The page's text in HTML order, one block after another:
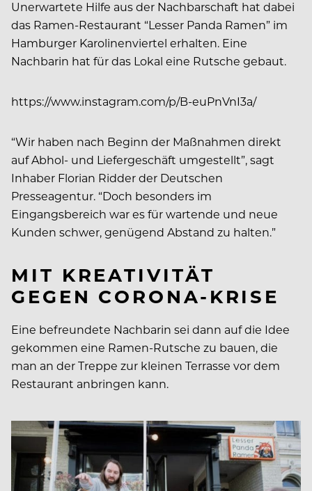
Unerwartete Hilfe aus der Nachbarschaft hat dabei
das Ramen-Restaurant “Lesser Panda Ramen” im
Hamburger Karolinenviertel erhalten. Eine
Nachbarin hat für das Lokal eine Rutsche gebaut.
https://www.instagram.com/p/B-euPnVnI3a/
“Wir haben nach Beginn der Maßnahmen direkt
auf Abhol- und Liefergeschäft umgestellt”, sagt
Inhaber Florian Ridder der Deutschen
Presseagentur. “Doch besonders im
Eingangsbereich war es für wartende und neue
Kunden schwer, genügend Abstand zu halten.”
MIT KREATIVITÄT
GEGEN CORONA-KRISE
Eine befreundete Nachbarin sei dann auf die Idee
gekommen eine Ramen-Rutsche zu bauen, die
man an der Treppe zur kleinen Terrasse vor dem
Restaurant anbringen kann.